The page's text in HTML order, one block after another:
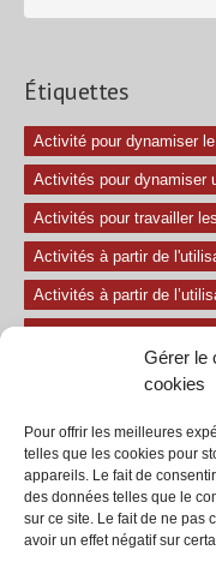
Gérer le
cookies
Pour offrir les meilleures
telles que les cookies pour
appareils. Le fait de
des données telles que le
sur ce site. Le fait de ne pas
avoir un effet négatif sur
Étiquettes
Activité pour dynamiser
Activités pour dynamiser
Activités pour travailler
Activités à partir de
Activités à partir de
Le regard et la voix
Secondaire séances
Tous les exercices de